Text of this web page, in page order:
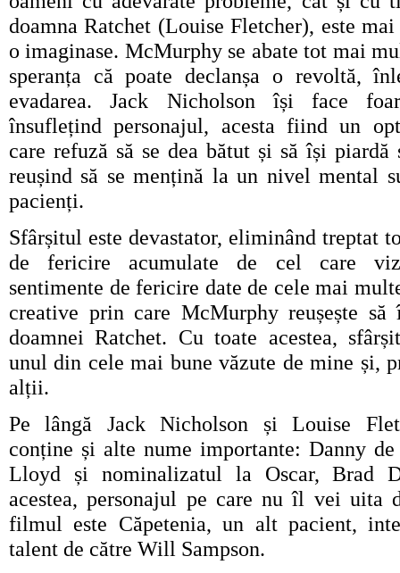
doamna Ratchet (Louise Fletcher), este
o imaginase. McMurphy se abate tot mai
speranța că poate declanșa o revoltă,
evadarea. Jack Nicholson își face
însuflețind personajul, acesta fiind un
care refuză să se dea bătut și să își
reușind să se mențină la un nivel mental
pacienți.
Sfârșitul este devastator, eliminând treptat
de fericire acumulate de cel care
sentimente de fericire date de cele mai
creative prin care McMurphy reușește să
doamnei Ratchet. Cu toate acestea,
unul din cele mai bune văzute de mine și,
alții.
Pe lângă Jack Nicholson și Louise
conține și alte nume importante: Danny
Lloyd și nominalizatul la Oscar, Brad
acestea, personajul pe care nu îl vei uita
filmul este Căpetenia, un alt pacient,
talent de către Will Sampson.